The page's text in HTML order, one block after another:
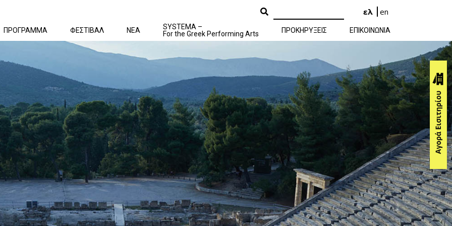
ελ en
ΠΡΟΓΡΑΜΜΑ ΦΕΣΤΙΒΑΛ ΝΕΑ
SYSTEMA –
For the Greek Performing Arts
ΠΡΟΚΗΡΥΞΕΙΣ ΕΠΙΚΟΙΝΩΝΙΑ